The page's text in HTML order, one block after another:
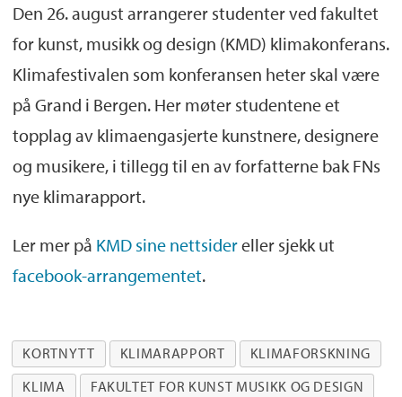
Den 26. august arrangerer studenter ved fakultet
for kunst, musikk og design (KMD) klimakonferans.
Klimafestivalen som konferansen heter skal være
på Grand i Bergen. Her møter studentene et
topplag av klimaengasjerte kunstnere, designere
og musikere, i tillegg til en av forfatterne bak FNs
nye klimarapport.
Ler mer på KMD sine nettsidereller sjekk ut
facebook-arrangementet.
KORTNYTT KLIMARAPPORT
KLIMAFORSKNING
KLIMA
FAKULTET FOR KUNST MUSIKK OG DESIGN